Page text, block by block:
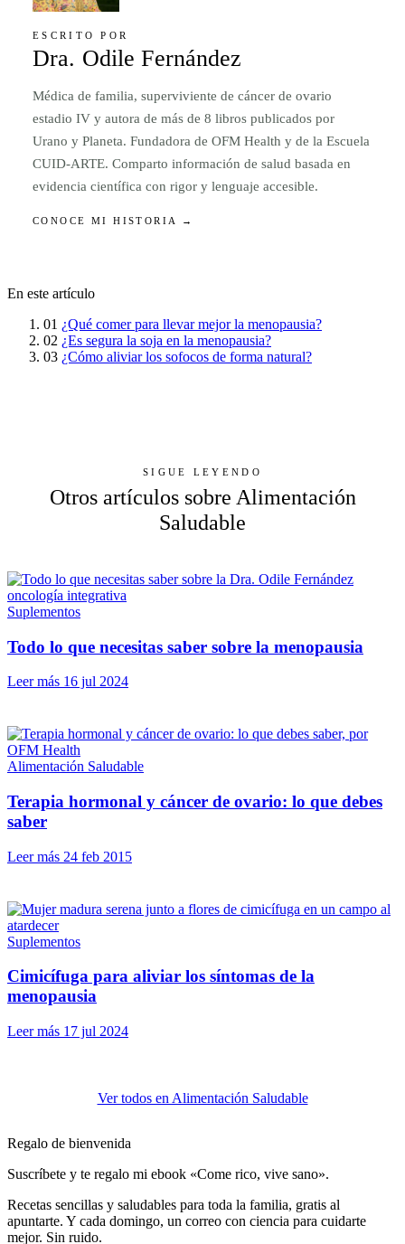
ESCRITO POR
Dra. Odile Fernández
Médica de familia, superviviente de cáncer de ovario
estadio IV y autora de más de 8 libros publicados por
Urano y Planeta. Fundadora de OFM Health y de la Escuela
CUID-ARTE. Comparto información de salud basada en
evidencia científica con rigor y lenguaje accesible.
CONOCE MI HISTORIA →
En este artículo
01 ¿Qué comer para llevar mejor la menopausia?
02 ¿Es segura la soja en la menopausia?
03 ¿Cómo aliviar los sofocos de forma natural?
SIGUE LEYENDO
Otros artículos sobre Alimentación
Saludable
Suplementos
Todo lo que necesitas saber sobre la menopausia
Leer más 16 jul 2024
Alimentación Saludable
Terapia hormonal y cáncer de ovario: lo que debes
saber
Leer más 24 feb 2015
Suplementos
Cimicífuga para aliviar los síntomas de la
menopausia
Leer más 17 jul 2024
Ver todos en Alimentación Saludable
Regalo de bienvenida
Suscríbete y te regalo mi ebook «Come rico, vive sano».
Recetas sencillas y saludables para toda la familia, gratis al
apuntarte. Y cada domingo, un correo con ciencia para cuidarte
mejor. Sin ruido.